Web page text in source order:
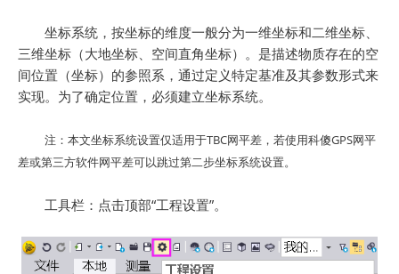
坐标系统，按坐标的维度一般分为一维坐标和二维坐标、
三维坐标（大地坐标、空间直角坐标）。是描述物质存在的空
间位置（坐标）的参照系，通过定义特定基准及其参数形式来
实现。为了确定位置，必须建立坐标系统。
注：本文坐标系统设置仅适用于TBC网平差，若使用科傻GPS网平
差或第三方软件网平差可以跳过第二步坐标系统设置。
工具栏：点击顶部“工程设置”。